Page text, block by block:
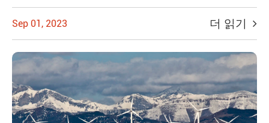
Sep 01, 2023 더 읽기